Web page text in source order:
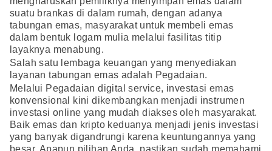
suatu brankas di dalam rumah, dengan adanya
tabungan emas, masyarakat untuk membeli emas
dalam bentuk logam mulia melalui fasilitas titip
layaknya menabung.
Salah satu lembaga keuangan yang menyediakan
layanan tabungan emas adalah Pegadaian.
Melalui Pegadaian digital service, investasi emas
konvensional kini dikembangkan menjadi instrumen
investasi online yang mudah diakses oleh masyarakat.
Baik emas dan kripto keduanya menjadi jenis investasi
yang banyak digandrungi karena keuntungannya yang